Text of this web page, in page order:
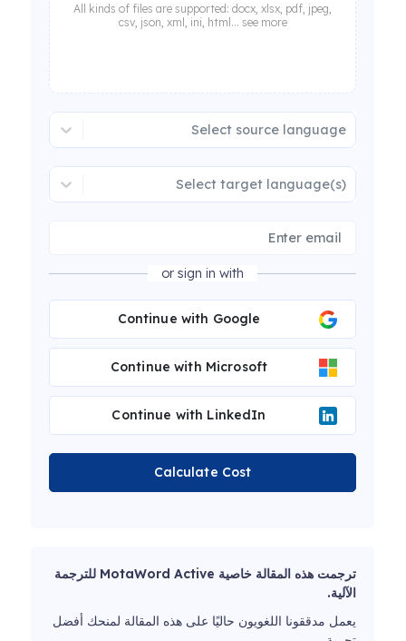
All kinds of files are supported: docx, xlsx, pdf, jpeg,
csv, json, xml, ini, html... see more
Select source language
Select target language(s)
or sign in with
Continue with Google
Continue with Microsoft
Continue with LinkedIn
Calculate Cost
ترجمت هذه المقالة خاصية MotaWord Active للترجمة
الآلية.
يعمل مدققونا اللغويون حاليًا على هذه المقالة لمنحك أفضل